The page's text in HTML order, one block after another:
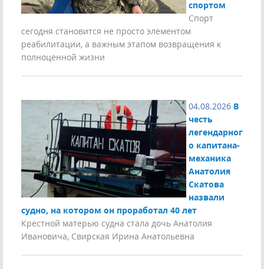
спортом
Спорт
сегодня становится не просто элементом
реабилитации, а важным этапом возвращения к
полноценной жизни
04.08.2026 В
честь
легендарног
о капитана-
механика
Анатолия
Скатова
назвали
судно, на котором он проработал 40 лет
Крестной матерью судна стала дочь Анатолия
Ивановича, Свирская Ирина Анатольевна